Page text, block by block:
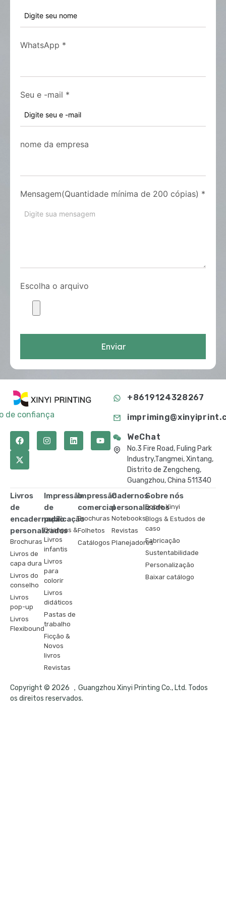
WhatsApp *
Seu e -mail *
nome da empresa
Mensagem(Quantidade mínima de 200 cópias) *
Escolha o arquivo
Enviar
de confiança
+8619124328267
WeChat
No.3 Fire Road, Fuling Park
Industry,Tangmei, Xintang,
Distrito de Zengcheng,
Guangzhou, China 511340
Livros
de
encadernação
personalizados
Brochuras
Livros de
capa dura
Livros do
conselho
Livros
pop-up
Livros
Flexibound
Impressão
de
publicação
Crianças &
Livros
infantis
Livros
para
colorir
Livros
didáticos
Pastas de
trabalho
Ficção &
Novos
livros
Revistas
Impressão
comercial
Brochuras
Folhetos
Catálogos
Cadernos
personalizados
Notebooks
Revistas
Planejadores
Sobre nós
Sobre Xinyi
Blogs & Estudos de
caso
Fabricação
Sustentabilidade
Personalização
Baixar catálogo
Copyright © 2026 ，Guangzhou Xinyi Printing Co., Ltd. Todos
os direitos reservados.